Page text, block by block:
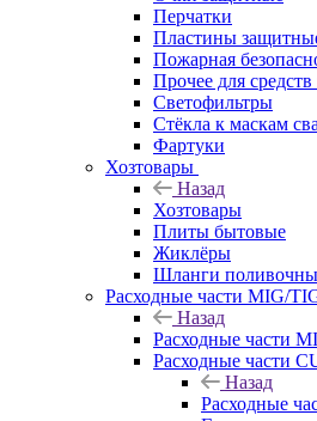
Перчатки
Пластины
Пожарная
Прочее для
Светофильтры
Стёкла к маскам
Фартуки
Хозтовары
Назад
Хозтовары
Плиты бытовые
Жиклёры
Шланги
Расходные части MIG/
Назад
Расходные части
Расходные части
Назад
Расходные